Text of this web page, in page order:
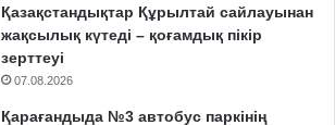
Қазақстандықтар Құрылтай сайлауынан
жақсылық күтеді – қоғамдық пікір
зерттеуі
07.08.2026
Қарағандыда №3 автобус паркінің